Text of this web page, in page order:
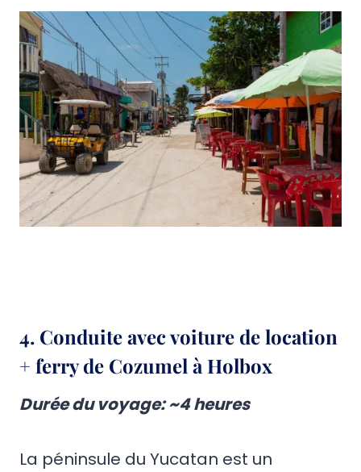
4. Conduite avec voiture de location
+ ferry de Cozumel à Holbox
Durée du voyage: ~4 heures
La péninsule du Yucatan est un